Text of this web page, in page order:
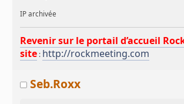
IP archivée
Revenir sur le portail d’accueil
site : http://rockmeeting.com
Seb.Roxx